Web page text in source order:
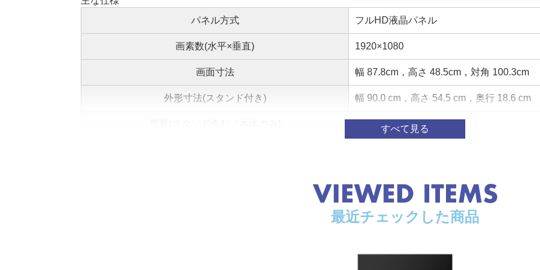
パネル方式
フルHD液晶パネル
画素数(水平×垂直) 1920×1080
画面寸法 幅 87.8cm，高さ 48.5cm，対角 100.3cm
外形寸法(スタンド付き) 幅 90.0 cm，高さ 54.5 cm，奥行 18.6 cm
6.0 kg／5.9 kg
BS・110度CSデジタル 2
レグザエンジンHR(2024年新エンジン)
4W(同時駆動)
最近チェックした商品